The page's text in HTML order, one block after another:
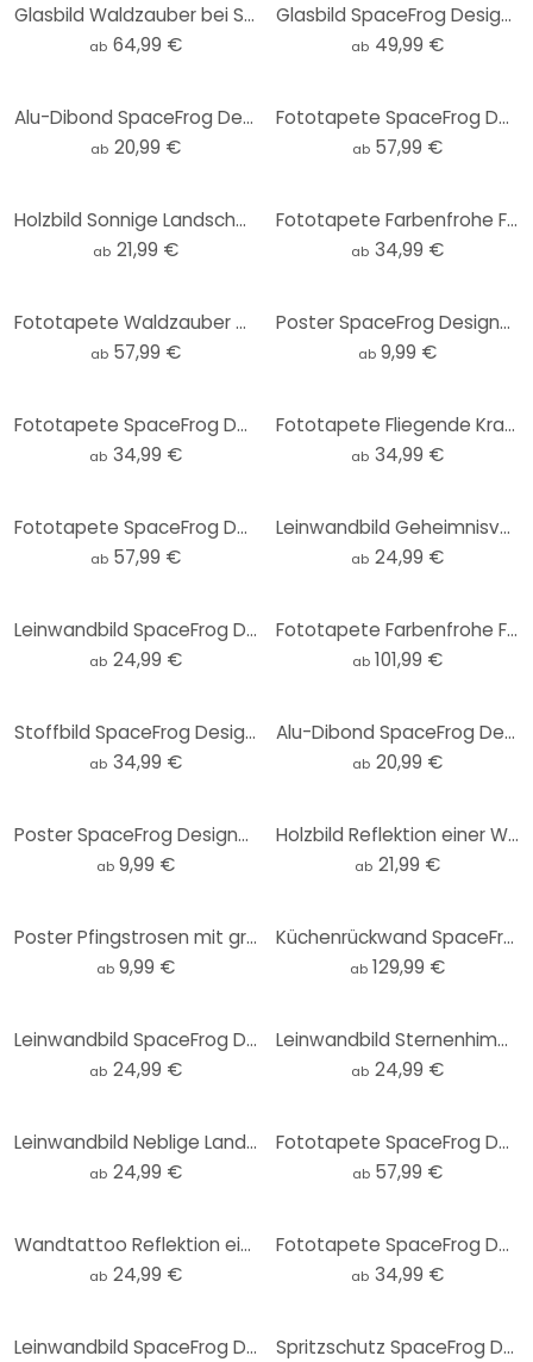
Glasbild Waldzauber bei Sonnenuntergang - SpaceFrog Designs
ab 64,99 €
Glasbild SpaceFrog Designs - Blau und Gold - Rund
ab 49,99 €
Alu-Dibond SpaceFrog Designs - Herbstmorgen - Rund
ab 20,99 €
Fototapete SpaceFrog Designs - Sonnenaufgang am See
ab 57,99 €
Holzbild Sonnige Landschaft in Blau und Gold - SpaceFrog Designs - Rund
ab 21,99 €
Fototapete Farbenfrohe Frühlingswiese - SpaceFrog Designs - Rund - Selbstklebend/Vlies
ab 34,99 €
Fototapete Waldzauber bei Sonnenuntergang - Waldtapete - SpaceFrog Designs
ab 57,99 €
Poster SpaceFrog Designs - Nebliger Wald
ab 9,99 €
Fototapete SpaceFrog Designs - Meerestreiben - Rund - Selbstklebend/Vlies
ab 34,99 €
Fototapete Fliegende Kraniche - SpaceFrog Designs - Rund - Selbstklebend/Vlies
ab 34,99 €
Fototapete SpaceFrog Designs - Goldener Oktopus
ab 57,99 €
Leinwandbild Geheimnisvoller Nebel im Wald - SpaceFrog Designs
ab 24,99 €
Leinwandbild SpaceFrog Designs - Goldene Kraniche
ab 24,99 €
Fototapete Farbenfrohe Frühlingswiese - SpaceFrog Designs
ab 101,99 €
Stoffbild SpaceFrog Designs - Goldene Kraniche - Panorama
ab 34,99 €
Alu-Dibond SpaceFrog Designs - Tagesanbruch - Rund
ab 20,99 €
Poster SpaceFrog Designs - Eleganz
ab 9,99 €
Holzbild Reflektion einer Winterlandschaft - SpaceFrog Designs - Rund
ab 21,99 €
Poster Pfingstrosen mit großen Blüten - SpaceFrog Designs
ab 9,99 €
Küchenrückwand SpaceFrog Designs - Rosa Sonne
ab 129,99 €
Leinwandbild SpaceFrog Designs - Meerestreiben
ab 24,99 €
Leinwandbild Sternenhimmel im Winter - SpaceFrog Designs
ab 24,99 €
Leinwandbild Neblige Landschaft in der Nacht - SpaceFrog Designs
ab 24,99 €
Fototapete SpaceFrog Designs - Rosa Sonne
ab 57,99 €
Wandtattoo Reflektion einer Winterlandschaft - SpaceFrog Designs - Rund
ab 24,99 €
Fototapete SpaceFrog Designs - Goldene Dämmerung - Rund - Selbstklebend/Vlies
ab 34,99 €
Leinwandbild SpaceFrog Designs - Nebliger Wald Spritzschutz SpaceFrog Designs - Herbstmorgen